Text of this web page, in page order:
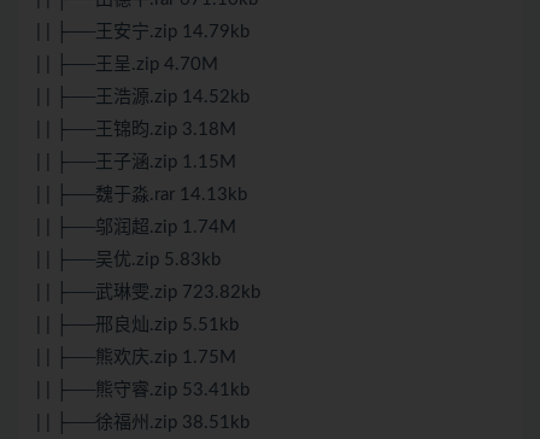
| | ├──王安宁.zip 14.79kb
| | ├──王呈.zip 4.70M
| | ├──王浩源.zip 14.52kb
| | ├──王锦昀.zip 3.18M
| | ├──王子涵.zip 1.15M
| | ├──魏于淼.rar 14.13kb
| | ├──邬润超.zip 1.74M
| | ├──吴优.zip 5.83kb
| | ├──武琳雯.zip 723.82kb
| | ├──邢良灿.zip 5.51kb
| | ├──熊欢庆.zip 1.75M
| | ├──熊守睿.zip 53.41kb
| | ├──徐福州.zip 38.51kb